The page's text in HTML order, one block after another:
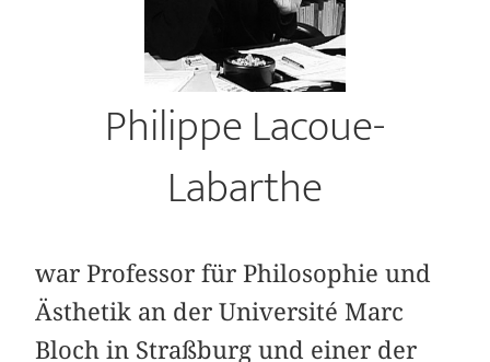
Philippe Lacoue-
Labarthe
war Professor für Philosophie und
Ästhetik an der Université Marc
Bloch in Straßburg und einer der